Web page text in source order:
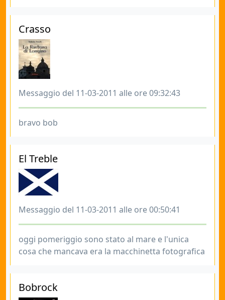
Crasso
Messaggio del 11-03-2011 alle ore 09:32:43
bravo bob
El Treble
Messaggio del 11-03-2011 alle ore 00:50:41
oggi pomeriggio sono stato al mare e l'unica
cosa che mancava era la macchinetta fotografica
Bobrock